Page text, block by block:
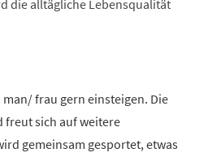
die alltägliche Lebensqualität
frau gern einsteigen. Die
freut sich auf weitere
gemeinsam gesportet, etwas